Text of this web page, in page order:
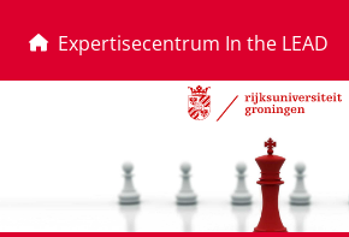
Expertisecentrum In the LEAD